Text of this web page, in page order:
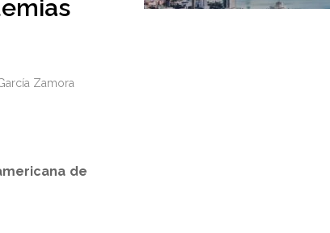
Zamora
de